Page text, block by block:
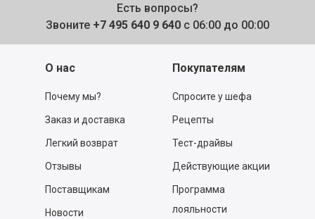
Есть вопросы?
Звоните +7 495 640 9 640 с 06:00 до 00:00
О нас
Почему мы?
Заказ и доставка
Легкий возврат
Отзывы
Поставщикам
Новости
Покупателям
Спросите у шефа
Рецепты
Тест-драйвы
Действующие акции
Программа
лояльности